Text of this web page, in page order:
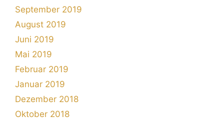
September 2019
August 2019
Juni 2019
Mai 2019
Februar 2019
Januar 2019
Dezember 2018
Oktober 2018